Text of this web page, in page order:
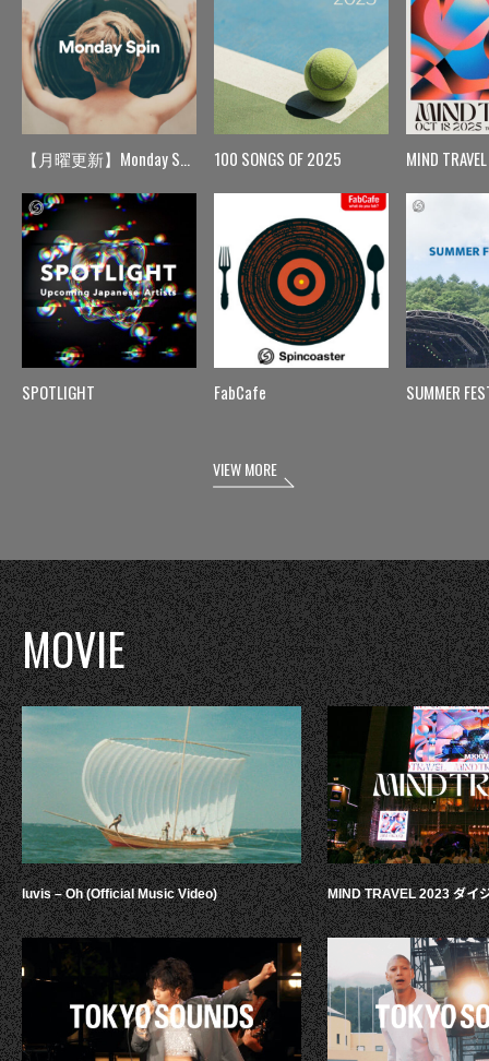
【月曜更新】Monday Spin
SPOTLIGHT
100 SONGS OF 2025
FabCafe
MIND TRAVEL
SUMMER
VIEW MORE
MOVIE
luvis – Oh (Official Music Video) MIND TRAVEL 2023 ダイ